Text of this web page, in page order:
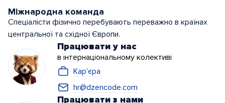
Міжнародна команда
Спеціалісти фізично перебувають переважно в країнах
центральної та східної Європи.
Працювати у нас
в інтернаціональному колективі
Кар'єра
hr@dzencode.com
Працювати з нами